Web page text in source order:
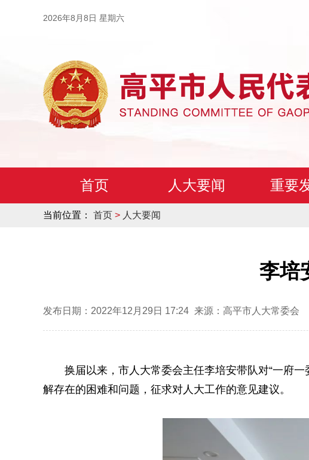
2026年8月8日 星期六
首页 人大要闻 重要
当前位置： 首页 > 人大要闻
李培
发布日期：2022年12月29日 17:24 来源：高平市人大常委会
换届以来，市人大常委会主任李培安带队对“一府
解存在的困难和问题，征求对人大工作的意见建议。